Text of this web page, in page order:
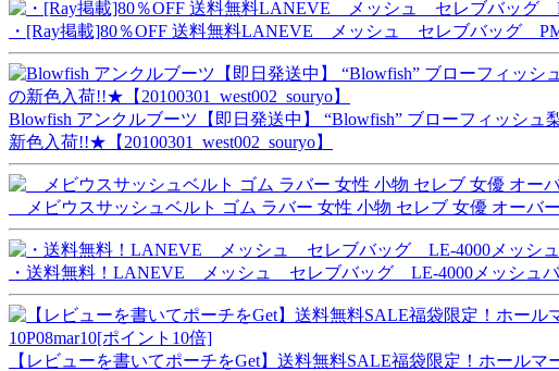
・[Ray掲載]80％OFF 送料無料LANEVE メッシュ セレブバッグ
Blowfish アンクルブーツ【即日発送中】 “Blowfish” ブローフィッシ
新色入荷!!★【20100301_west002_souryo】
メビウスサッシュベルト ゴム ラバー 女性 小物 セレブ 女優 オーバ
・送料無料！LANEVE メッシュ セレブバッグ LE-4000メッシュ
【レビューを書いてポーチをGet】送料無料SALE福袋限定！ホール